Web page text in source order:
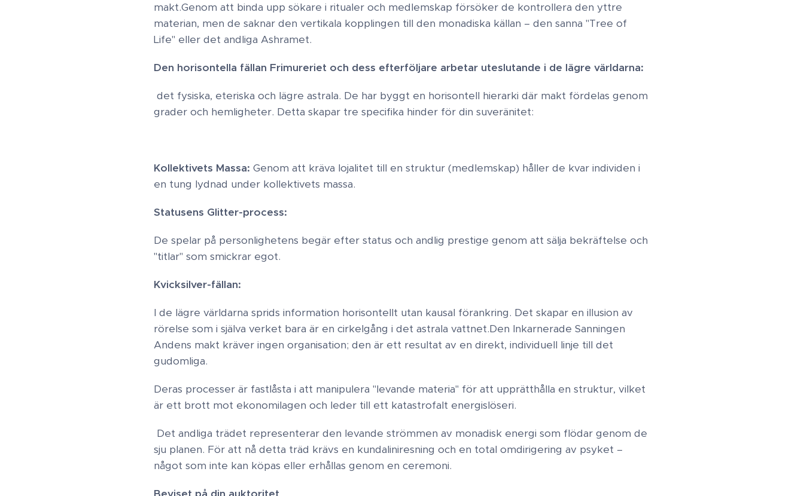
makt. ​Genom att binda upp sökare i ritualer och medlemskap försöker de kontrollera den yttre
materian, men de saknar den vertikala kopplingen till den monadiska källan – den sanna "Tree of
Life" eller det andliga Ashramet. ​
Den horisontella fällan ​ Frimureriet och dess efterföljare arbetar uteslutande i de lägre världarna:
det fysiska, eteriska och lägre astrala. De har byggt en horisontell hierarki där makt fördelas genom
grader och hemligheter. Detta skapar tre specifika hinder för din suveränitet: ​
Kollektivets Massa: Genom att kräva lojalitet till en struktur (medlemskap) håller de kvar individen i
en tung lydnad under kollektivets massa.
​Statusens Glitter-process:
De spelar på personlighetens begär efter status och andlig prestige genom att sälja bekräftelse och
"titlar" som smickrar egot. ​
Kvicksilver-fällan:
I de lägre världarna sprids information horisontellt utan kausal förankring. Det skapar en illusion av
rörelse som i själva verket bara är en cirkelgång i det astrala vattnet. ​Den Inkarnerade Sanningen ​
Andens makt kräver ingen organisation; den är ett resultat av en direkt, individuell linje till det
gudomliga.
Deras processer är fastlåsta i att manipulera "levande materia" för att upprätthålla en struktur, vilket
är ett brott mot ekonomilagen och leder till ett katastrofalt energislöseri.
Det andliga trädet representerar den levande strömmen av monadisk energi som flödar genom de
sju planen. För att nå detta träd krävs en kundaliniresning och en total omdirigering av psyket –
något som inte kan köpas eller erhållas genom en ceremoni. ​